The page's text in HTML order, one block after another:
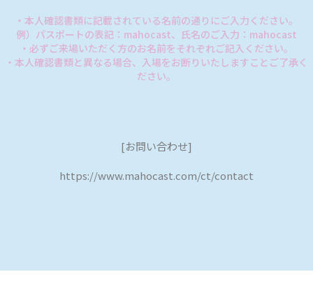
・本人確認書類に記載されている名前の通りにご入力ください。
例）パスポートの表記：mahocast、氏名のご入力：mahocast
・必ずご来場いただく方のお名前をそれぞれご記入ください。
・本人確認書類と異なる場合、入場をお断りいたしますことご了承く
ださい。
[お問い合わせ]
https://www.mahocast.com/ct/contact